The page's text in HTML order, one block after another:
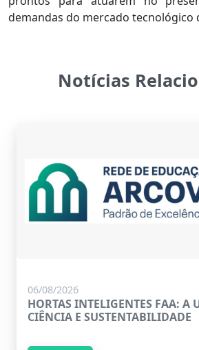
demandas do mercado tecnológico
Notícias
06/08/2026
HORTAS INTELIGENTES FAA: A
CIÊNCIA E SUSTENTABILIDADE